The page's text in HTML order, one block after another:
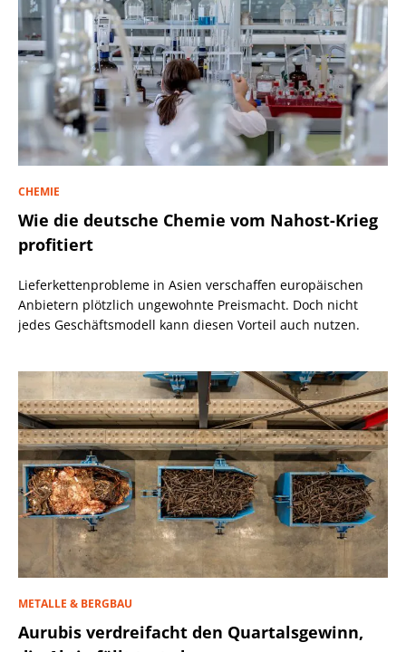
CHEMIE
Wie die deutsche Chemie vom Nahost-Krieg
profitiert
Lieferkettenprobleme in Asien verschaffen europäischen
Anbietern plötzlich ungewohnte Preismacht. Doch nicht
jedes Geschäftsmodell kann diesen Vorteil auch nutzen.
METALLE & BERGBAU
Aurubis verdreifacht den Quartalsgewinn,